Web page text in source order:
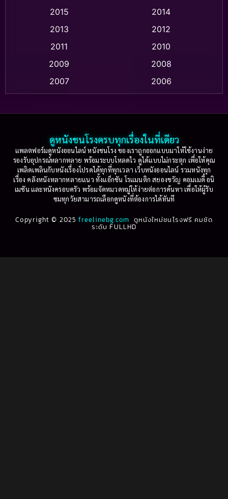
Based on a True Story เรื่องจริง(36)
Based on Novel(16)
Betrayal(1)
Biography(3)
2015
2014
2013
2012
2011
2010
2009
2008
2007
2006
2003
2002
2001
2000
1999
1998
1997
1996
1995
1994
1993
1992
1991
1990
ดูหนังชนโรงครบทุกเรื่องในที่เดียว
แพลตฟอร์มดูหนังออนไลน์ หนังชนโรง ของเราถูกออกแบบมาให้ใช้งานง่าย
รองรับอุปกรณ์หลากหลาย พร้อมระบบโหลดไว ดูได้แบบไม่กระตุก เพื่อให้คุณ
เพลิดเพลินกับหนังเรื่องโปรดได้ทุกที่ทุกเวลา เว็บหนังออนไลน์ รวมหนังทุก
เรื่อง คลังหนังหลากหลายแนว ทั้งแอ็กชัน โรแมนติก สยองขวัญ คอมเมดี้ อนิ
เมชัน และหนังครอบครัว พร้อมจัดหมวดหมู่ให้ง่ายต่อการค้นหา เพื่อให้ผู้รับ
ชมทุกวัยสามารถเลือกดูหนังที่ต้องการได้ทันที
Copyright © 2025freelinebg.com ดูหนังใหม่ชนโรงฟรี คมชัด
ระดับ FULLHD